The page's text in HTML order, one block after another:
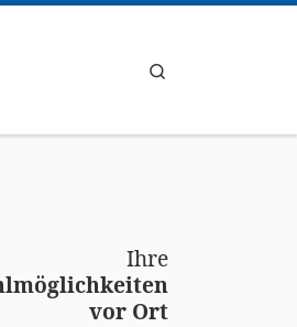
Ihre
vor Ort